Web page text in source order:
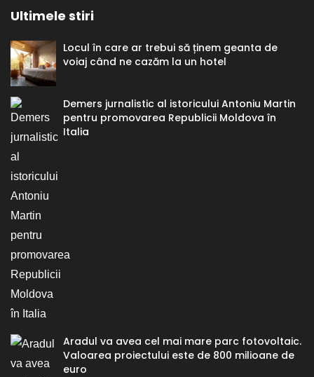
Ultimele stiri
Locul în care ar trebui să ținem geanta de
voiaj când ne cazăm la un hotel
Demers jurnalistic al istoricului Antoniu Martin
pentru promovarea Republicii Moldova în
Italia
Aradul va avea cel mai mare parc fotovoltaic.
Valoarea proiectului este de 800 milioane de
euro